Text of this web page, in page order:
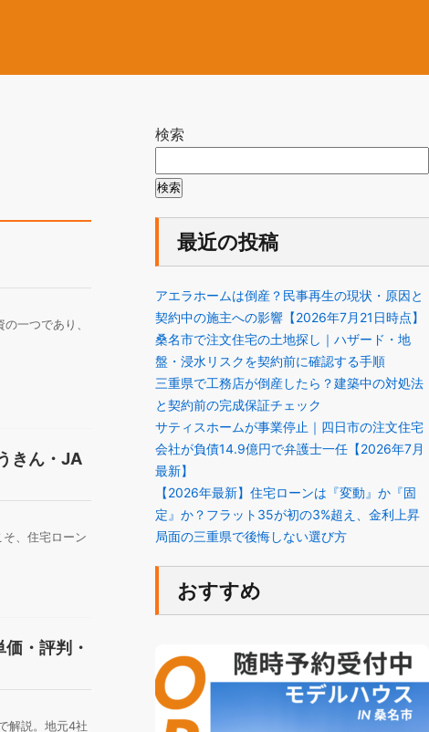
一つであり、
きん・JA
、住宅ローン
・評判・
解説。地元4社
検索
検索
最近の投稿
アエラホームは倒産？民事再生の現状・原因と
契約中の施主への影響【2026年7月21日時点】
桑名市で注文住宅の土地探し｜ハザード・地
盤・浸水リスクを契約前に確認する手順
三重県で工務店が倒産したら？建築中の対処法
と契約前の完成保証チェック
サティスホームが事業停止｜四日市の注文住宅
会社が負債14.9億円で弁護士一任【2026年7月
最新】
【2026年最新】住宅ローンは『変動』か『固
定』か？フラット35が初の3%超え、金利上昇
局面の三重県で後悔しない選び方
おすすめ